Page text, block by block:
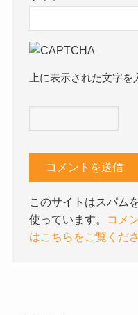
上に表示された文字を
このサイトはスパム
使っています。
コメ
はこちらをご覧くだ